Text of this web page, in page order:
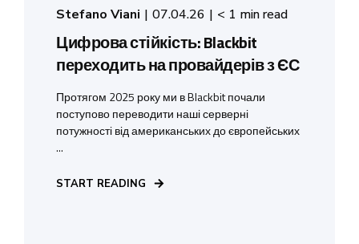
Stefano Viani 07.04.26 < 1 min read
Цифрова стійкість: Blackbit
переходить на провайдерів з ЄС
Протягом 2025 року ми в Blackbit почали
поступово переводити наші серверні
потужності від американських до європейських
...
START READING